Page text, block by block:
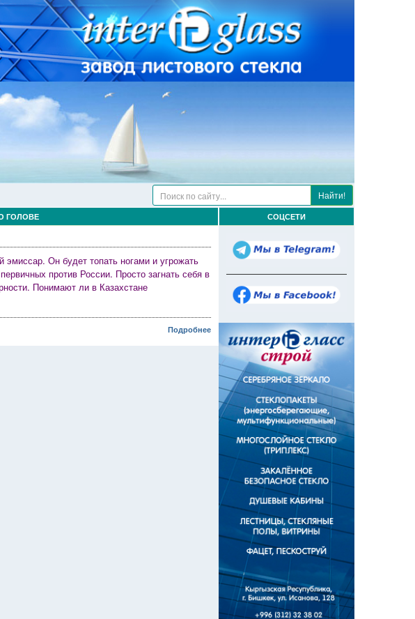
Найти!
ГОЛОВЕ
Он будет топать ногами и угрожать
против России. Просто загнать себя в
Понимают ли в Казахстане
Подробнее
СОЦСЕТИ